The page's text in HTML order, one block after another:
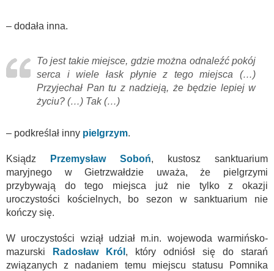
– dodała inna.
To jest takie miejsce, gdzie można odnaleźć pokój
serca i wiele łask płynie z tego miejsca (…)
Przyjechał Pan tu z nadzieją, że będzie lepiej w
życiu? (…) Tak (…)
– podkreślał inny pielgrzym.
Ksiądz Przemysław Soboń, kustosz sanktuarium
maryjnego w Gietrzwałdzie uważa, że pielgrzymi
przybywają do tego miejsca już nie tylko z okazji
uroczystości kościelnych, bo sezon w sanktuarium nie
kończy się.
W uroczystości wziął udział m.in. wojewoda warmińsko-
mazurski
Radosław Król , który odniósł się do starań
związanych z nadaniem temu miejscu statusu Pomnika